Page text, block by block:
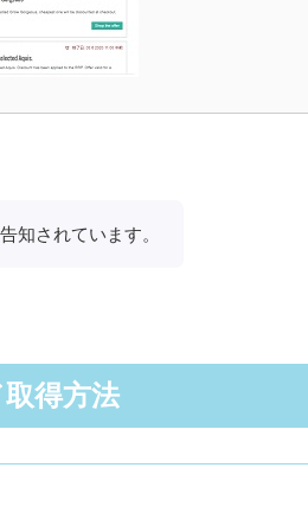
知されています。
得方法